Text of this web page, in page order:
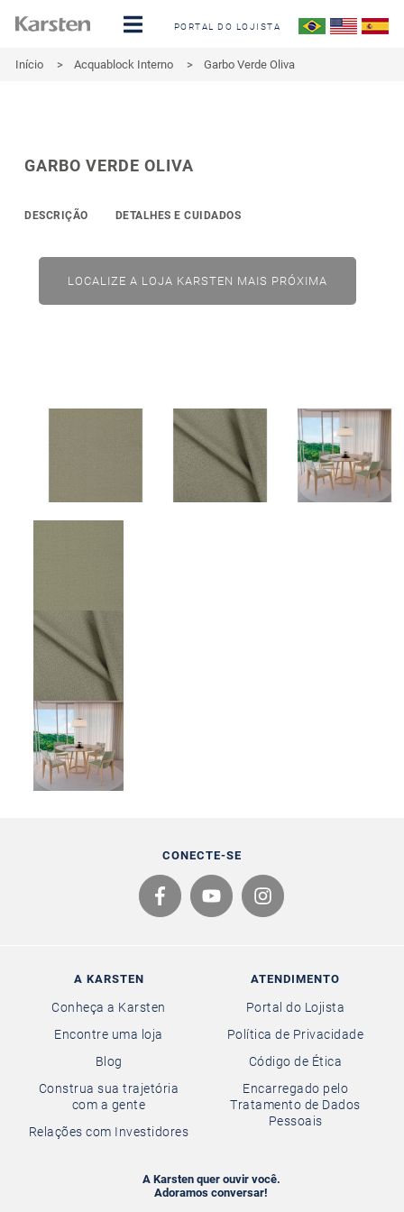
PORTAL DO LOJISTA
Início > Acquablock Interno > Garbo Verde Oliva
GARBO VERDE OLIVA
DESCRIÇÃO DETALHES E CUIDADOS
LOCALIZE A LOJA KARSTEN MAIS PRÓXIMA
CONECTE-SE
A KARSTEN
Conheça a Karsten
Encontre uma loja
Blog
Construa sua trajetória
com a gente
Relações com Investidores
ATENDIMENTO
Portal do Lojista
Política de Privacidade
Código de Ética
Encarregado pelo
Tratamento de Dados
Pessoais
A Karsten quer ouvir você.
Adoramos conversar!